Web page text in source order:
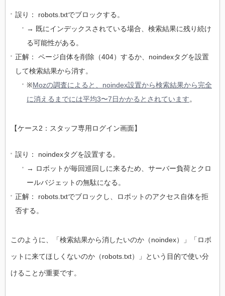
誤り： robots.txtでブロックする。
→ 既にインデックスされている場合、検索結果に残り続け
る可能性がある。
正解： ページ自体を削除（404）するか、noindexタグを設置
して検索結果から消す。
※Mozの調査によると、noindex設置から検索結果から完全
に消えるまでには平均3〜7日かかるとされています。
【ケース2：スタッフ専用ログイン画面】
誤り： noindexタグを設置する。
→ ロボットが毎回巡回しに来るため、サーバー負荷とクロ
ールバジェットの無駄になる。
正解： robots.txtでブロックし、ロボットのアクセス自体を拒
否する。
このように、「検索結果から消したいのか（noindex）」「ロボ
ットに来てほしくないのか（robots.txt）」という目的で使い分
けることが重要です。